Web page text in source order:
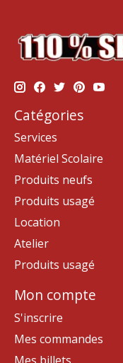
Catégories
Services
Matériel Scolaire
Produits neufs
Produits usagé
Location
Atelier
Produits usagé
Mon compte
S'inscrire
Mes commandes